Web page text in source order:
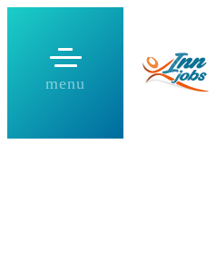
περιεχόμενο
menu